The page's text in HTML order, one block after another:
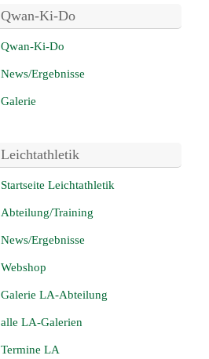
Qwan-Ki-Do
Qwan-Ki-Do
News/Ergebnisse
Galerie
Leichtathletik
Startseite Leichtathletik
Abteilung/Training
News/Ergebnisse
Webshop
Galerie LA-Abteilung
alle LA-Galerien
Termine LA